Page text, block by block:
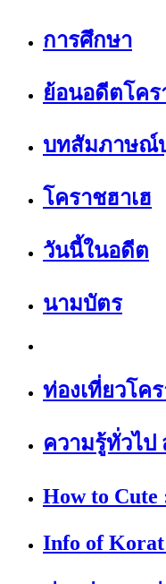
การศึกษา
ย้อนอดีตโคร
บทสัมภาษณ์
โคราชฮาเฮ
วันนี้ในอดีต
นามบัตร
ท่องเที่ยวโค
ความรู้ทั่วไป
How to
Info of Korat